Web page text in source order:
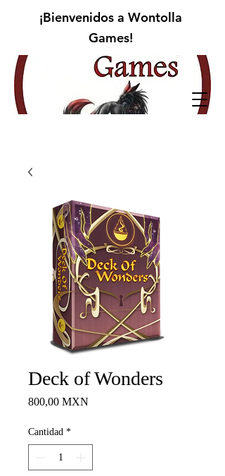
¡Bienvenidos a Wontolla
Games!
Deck of Wonders
800,00 MXN
Cantidad *